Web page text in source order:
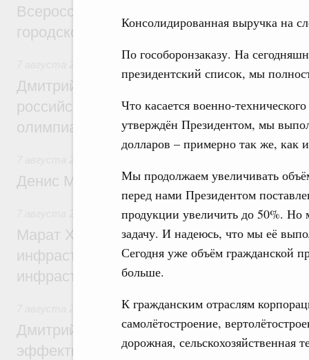
Консолидированная выручка на
По гособоронзаказу. На
президентский список, мы
Что касается военно-
утверждён Президентом, мы
долларов – примерно так же, как
Мы продолжаем увеличивать
перед нами Президентом
продукции увеличить до 50%. Но
задачу. И надеюсь, что мы её
Сегодня уже объём гражданской
больше.
К гражданским отраслям
самолётостроение,
дорожная, сельскохозяйственная
Всероссийского конкурса лучших
городской среды
Отрасль информационных технологий
Дмитрий Чернышенко и Сергей Кравцов
российскую сборную с победой на
олимпиаде по искусственному
Денис Мантуров посетил Ярославскую
Бюджеты субъектов Федерации.
Марат Хуснуллин: 15 объектов
инфраструктуры построили и обновили
инфраструктурным кредитам
Развитие сельских территорий
Дмитрий Патрушев: Синхронизация
эффективность поддержки сельских